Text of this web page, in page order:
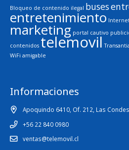
Bloqueo de contenido ilegal buses
entretenimiento
marketing portal cautivo
contenidos telemovil
WiFi amigable
Informaciones
Apoquindo 6410, Of. 212, Las
+56 22 840 0980
ventas@telemovil.cl